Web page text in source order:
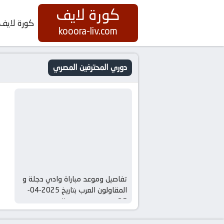
كورة لايف
kooora-liv.com
كورة
دوري المحترفين المصري
تفاصيل وموعد مباراة وادي دجلة و
المقاولون العرب بتاريخ 2025-04-
25 في دوري دوري المحترفين
المصري